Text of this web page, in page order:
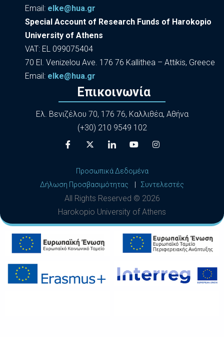
Εmail: elke@hua.gr
Special Account of Research Funds of Harokopio
University of Athens
VAT: EL 099075404
70 El. Venizelou Ave. 176 76 Kallithea – Attikis, Greece
Εmail: elke@hua.gr
Επικοινωνία
Ελ. Βενιζέλου 70, 176 76, Καλλιθέα, Αθήνα
(+30) 210 9549 102
Προσωπικά Δεδομένα
Δήλωση Προσβασιμότητας
Συντελεστές
All Rights Reserved © 2026
Harokopio University of Athens